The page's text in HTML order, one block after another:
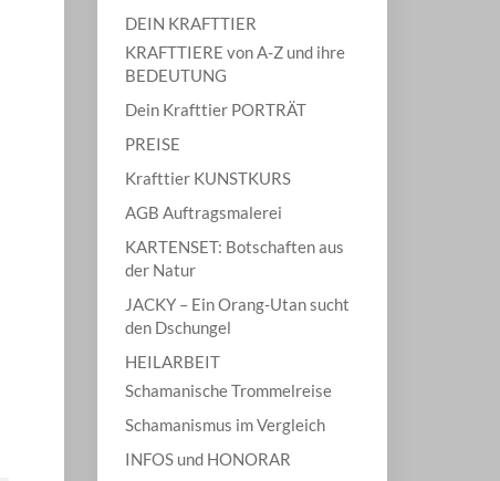
DEIN KRAFTTIER
KRAFTTIERE von A-Z und ihre
BEDEUTUNG
Dein Krafttier PORTRÄT
PREISE
Krafttier KUNSTKURS
AGB Auftragsmalerei
KARTENSET: Botschaften aus
der Natur
JACKY – Ein Orang-Utan sucht
den Dschungel
HEILARBEIT
Schamanische Trommelreise
Schamanismus im Vergleich
INFOS und HONORAR